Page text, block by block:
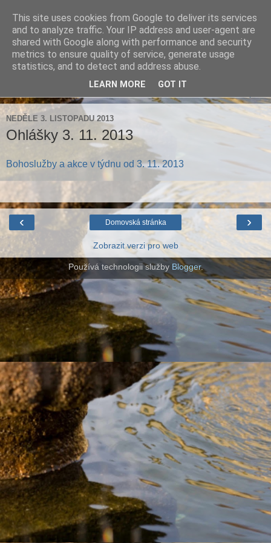
Farnost Brtnice
Aktuální informace pro farnosti Střížov a Brtnice
NEDĚLE 3. LISTOPADU 2013
Ohlášky 3. 11. 2013
Bohoslužby a akce v týdnu od 3. 11. 2013
‹ ›
Domovská stránka
Zobrazit verzi pro web
Používá technologii služby Blogger.
This site uses cookies from Google to deliver its services
and to analyze traffic. Your IP address and user-agent are
shared with Google along with performance and security
metrics to ensure quality of service, generate usage
statistics, and to detect and address abuse.
LEARN MORE GOT IT